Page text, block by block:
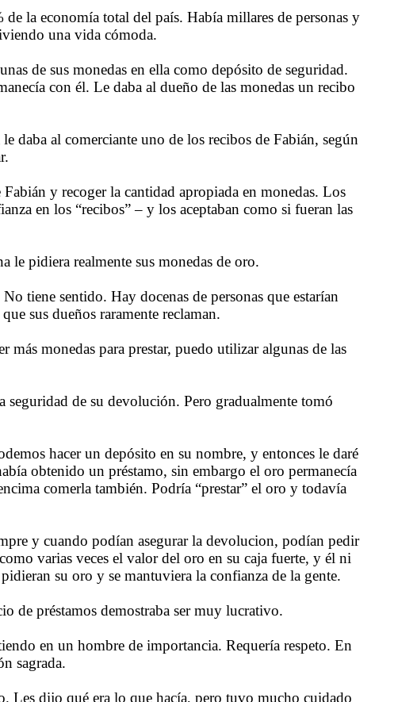
la economía total del país. Había millares de personas y
una vida cómoda.
de sus monedas en ella como depósito de seguridad.
con él. Le daba al dueño de las monedas un recibo
daba al comerciante uno de los recibos de Fabián, según
y recoger la cantidad apropiada en monedas. Los
en los “recibos” – y los aceptaban como si fueran las
le pidiera realmente sus monedas de oro.
tiene sentido. Hay docenas de personas que estarían
sus dueños raramente reclaman.
monedas para prestar, puedo utilizar algunas de las
de su devolución. Pero gradualmente tomó
hacer un depósito en su nombre, y entonces le daré
obtenido un préstamo, sin embargo el oro permanecía
comerla también. Podría “prestar” el oro y todavía
y cuando podían asegurar la devolucion, podían pedir
varias veces el valor del oro en su caja fuerte, y él ni
su oro y se mantuviera la confianza de la gente.
de préstamos demostraba ser muy lucrativo.
en un hombre de importancia. Requería respeto. En
sagrada.
Les dijo qué era lo que hacía, pero tuvo mucho cuidado